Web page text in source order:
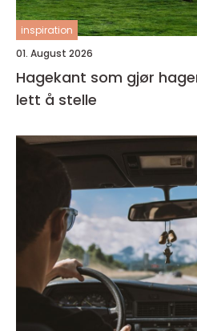
inspiration
01. August 2026
Hagekant som gjør
lett å stelle